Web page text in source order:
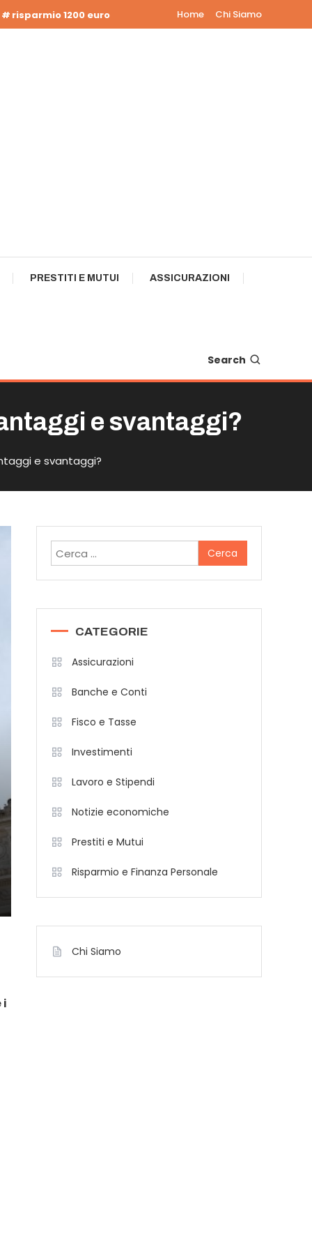
risparmio 1200 euro Home Chi Siamo
PRESTITI E MUTUI ASSICURAZIONI
Search
e svantaggi?
e svantaggi?
i
Ricerca
per:
CATEGORIE
Assicurazioni
Banche e Conti
Fisco e Tasse
Investimenti
Lavoro e Stipendi
Notizie economiche
Prestiti e Mutui
Risparmio e Finanza Personale
Chi Siamo